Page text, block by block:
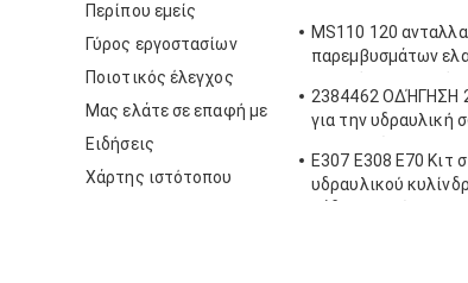
Περίπου εμείς
Γύρος εργοστασίων
Ποιοτικός έλεγχος
Μας ελάτε σε επαφή με
Ειδήσεις
Χάρτης ιστότοπου
MS110 120
παρεμβυσμάτων
κυλίνδρων
εκσκαφέων
βραχιόνων
2384462 ΟΔΉΓΗΣΗ
για την υδραυλική
E307 E308 E70 Κιτ
υδραυλικού